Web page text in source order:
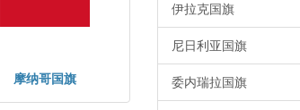
摩纳哥国旗
伊拉克国旗
尼日利亚国旗
委内瑞拉国旗